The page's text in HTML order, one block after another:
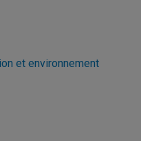
et environnement